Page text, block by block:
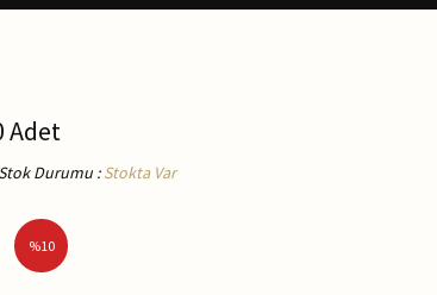
Adet
Stok Durumu : Stokta Var
%10